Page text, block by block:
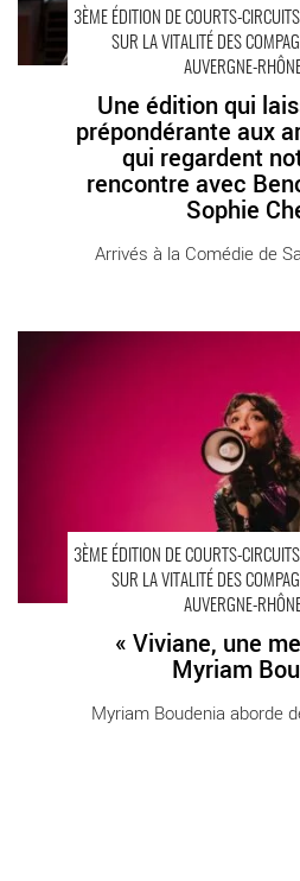
3ÈME ÉDITION DE COURTS-
SUR LA VITALITÉ DES
AUVERGNE-
Une édition qui
prépondérante aux
qui regardent
rencontre avec
Sophie
Arrivés à la Comédie de
3ÈME ÉDITION DE COURTS-
SUR LA VITALITÉ DES
AUVERGNE-
« Viviane, une
Myriam